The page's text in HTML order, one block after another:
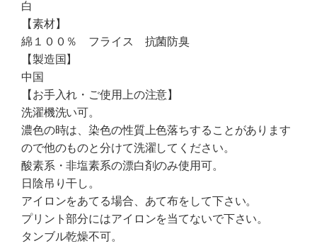
白
【素材】
綿１００％ フライス 抗菌防臭
【製造国】
中国
【お手入れ・ご使用上の注意】
洗濯機洗い可。
濃色の時は、染色の性質上色落ちすることがあります
ので他のものと分けて洗濯してください。
酸素系・非塩素系の漂白剤のみ使用可。
日陰吊り干し。
アイロンをあてる場合、あて布をして下さい。
プリント部分にはアイロンを当てないで下さい。
タンブル乾燥不可。